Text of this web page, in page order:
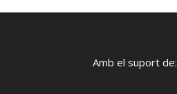
Amb el suport de: